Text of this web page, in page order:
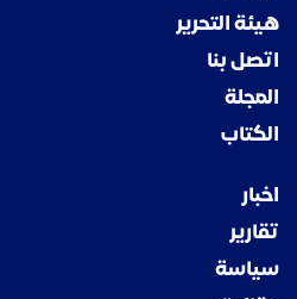
هيئة التحرير
اتصل بنا
المجلة
الكتاب
اخبار
تقارير
سياسة